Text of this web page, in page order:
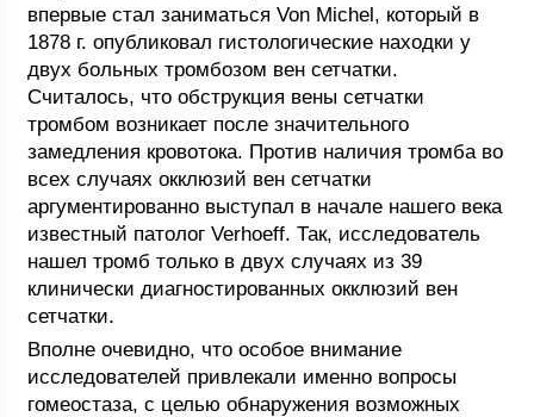
впервые стал заниматься Von Michel, который в
1878 г. опубликовал гистологические находки у
двух больных тромбозом вен сетчатки.
Считалось, что обструкция вены сетчатки
тромбом возникает после значительного
замедления кровотока. Против наличия тромба во
всех случаях окклюзий вен сетчатки
аргументированно выступал в начале нашего века
известный патолог Verhoeff. Так, исследователь
нашел тромб только в двух случаях из 39
клинически диагностированных окклюзий вен
сетчатки.
Вполне очевидно, что особое внимание
исследователей привлекали именно вопросы
гомеостаза, с целью обнаружения возможных